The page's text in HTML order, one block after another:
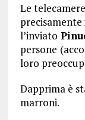
Le
precisamente
l’inviato
persone
loro
Dapprima è
marroni.